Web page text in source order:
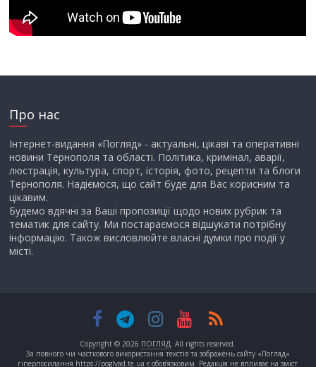
Про нас
Інтернет-видання «Погляд» - актуальні, цікаві та оперативні
новини Тернополя та області. Політика, кримінал, аварії,
люстрація, культура, спорт, історія, фото, рецепти та блоги
Тернополя. Надіємося, що сайт буде для Вас корисним та
цікавим.
Будемо вдячні за Ваші пропозиції щодо нових рубрик та
тематик для сайту. Ми постараємося відшукати потрібну
інформацію. Також висловлюйте власні думки про події у
місті.
Copyright © 2026 ПОГЛЯД . All rights reserved.
За повного чи часткового використання текстів та зображень сайту «Погляд»
гіперпосилання https://poglyad.te.ua є обов’язковим. Редакція не впливає на зміст